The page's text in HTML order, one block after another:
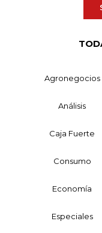
Agronegocios
Análisis
Caja Fuerte
Consumo
Economía
Especiales